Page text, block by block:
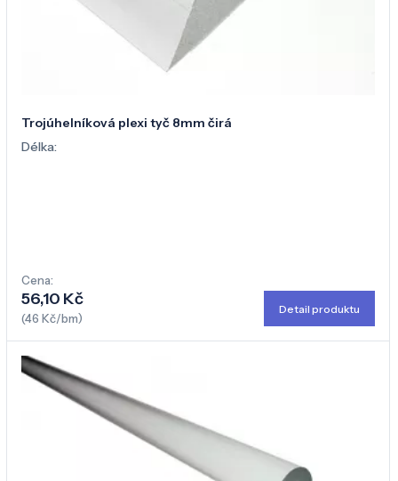
Trojúhelníková plexi tyč 8mm čirá
Délka:
Cena:
56,10 Kč
(46 Kč/bm)
Detail produktu